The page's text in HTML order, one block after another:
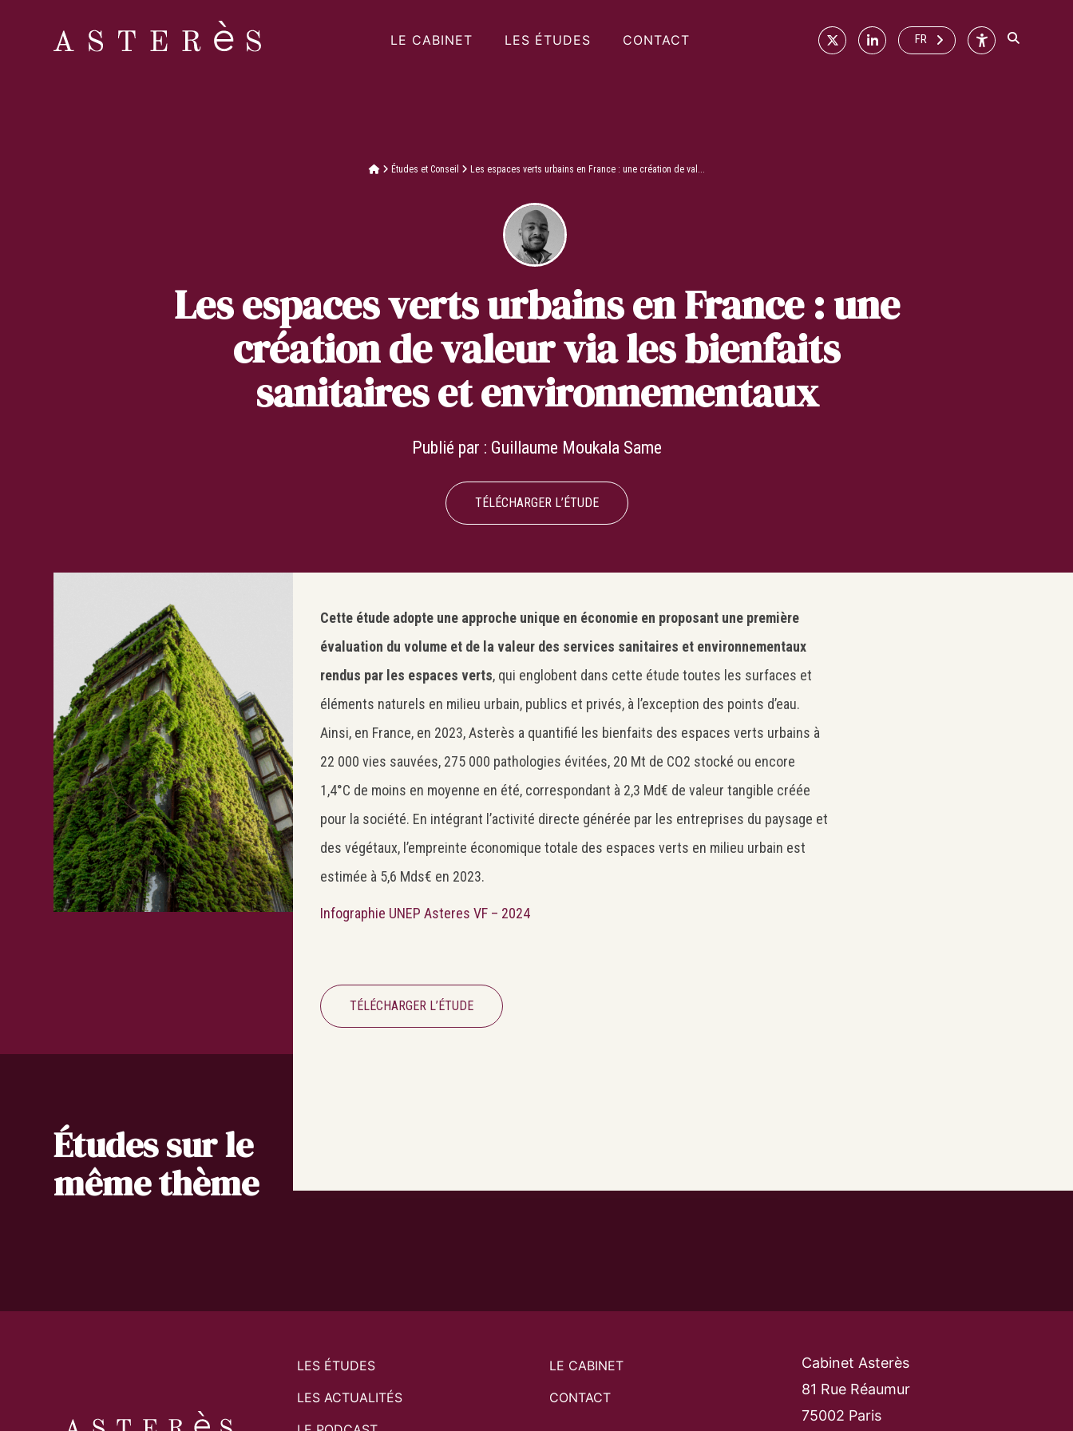
LE CABINET LES ÉTUDES CONTACT X Linkedin
FR Accessibilité
Études et Conseil Les espaces verts urbains en France : une création de val...
Les espaces verts urbains en France : une
création de valeur via les bienfaits
sanitaires et environnementaux
Publié par : Guillaume Moukala Same
TÉLÉCHARGER L’ÉTUDE
Cette étude adopte une approche unique en économie en proposant une première
évaluation du volume et de la valeur des services sanitaires et environnementaux
rendus par les espaces verts, qui englobent dans cette étude toutes les surfaces et
éléments naturels en milieu urbain, publics et privés, à l’exception des points d’eau.
Ainsi, en France, en 2023, Asterès a quantifié les bienfaits des espaces verts urbains à
22 000 vies sauvées, 275 000 pathologies évitées, 20 Mt de CO2 stocké ou encore
1,4°C de moins en moyenne en été, correspondant à 2,3 Md€ de valeur tangible créée
pour la société. En intégrant l’activité directe générée par les entreprises du paysage et
des végétaux, l’empreinte économique totale des espaces verts en milieu urbain est
estimée à 5,6 Mds€ en 2023.
Infographie UNEP Asteres VF – 2024
TÉLÉCHARGER L’ÉTUDE
Études sur le
même thème
LES ÉTUDES
LES ACTUALITÉS
LE CABINET
CONTACT
Cabinet Asterès
81 Rue Réaumur
75002 Paris
Search